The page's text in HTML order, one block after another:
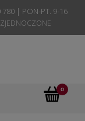
780 | PON-PT. 9-16